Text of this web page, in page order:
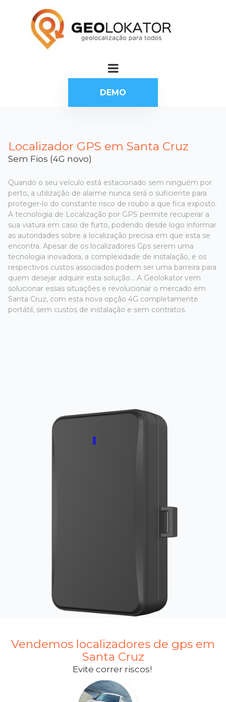
DEMO
Localizador GPS em Santa Cruz
Sem Fios (4G novo)
Quando o seu veículo está estacionado sem ninguém por
perto, a utilização de alarme nunca será o suficiente para
proteger-lo do constante risco de roubo a que fica exposto.
A tecnologia de Localização por GPS permite recuperar a
sua viatura em caso de furto, podendo desde logo informar
as autoridades sobre a localização precisa em que esta se
encontra. Apesar de os localizadores Gps serem uma
tecnologia inovadora, a complexidade de instalação, e os
respectivos custos associados podem ser uma barreira para
quem desejar adquirir esta solução... A Geolokator vem
solucionar essas situações e revolucionar o mercado em
Santa Cruz, com esta nova opção 4G completamente
portátil, sem custos de instalação e sem contratos.
Vendemos localizadores de gps em
Santa Cruz
Evite correr riscos!